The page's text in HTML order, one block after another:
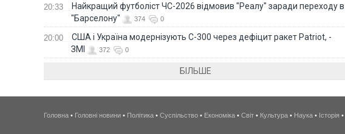
20:33
Найкращий футболіст ЧС-2026 відмовив "Реалу" заради переходу в
"Барселону"
374 0
20:00
США і Україна модернізують С-300 через дефіцит ракет Patriot, -
ЗМІ
372 0
БІЛЬШЕ
Головна • Головні новини • Політика • Суспільство • Економіка • Світ • Культура • Наука • Історія •